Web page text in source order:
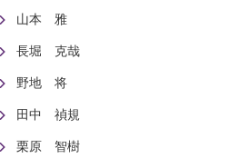
山本 雅
長堀 克哉
野地 将
田中 禎規
栗原 智樹